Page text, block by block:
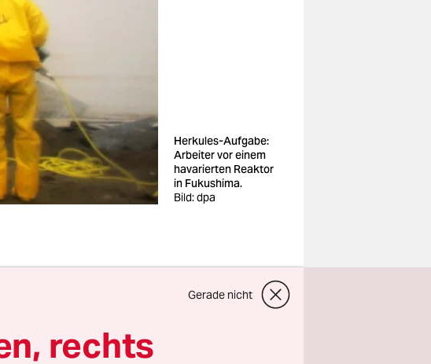
Herkules-Aufgabe:
Arbeiter vor einem
havarierten Reaktor
in Fukushima.
Bild: dpa
hat
Atomkatastrophe
Gerade nicht
rechts